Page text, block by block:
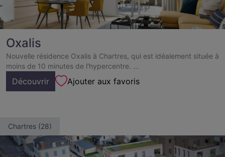
Oxalis
Nouvelle résidence Oxalis à Chartres, qui est idéalement située à
moins de 10 minutes de l'hypercentre. ...
Découvrir Ajouter aux favoris
Chartres (28)